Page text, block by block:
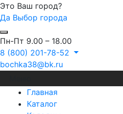
Это Ваш город?
Да Выбор города
Пн-Пт 9.00 – 18.00
8 (800) 201-78-52
bochka38@bk.ru
Главная
Каталог